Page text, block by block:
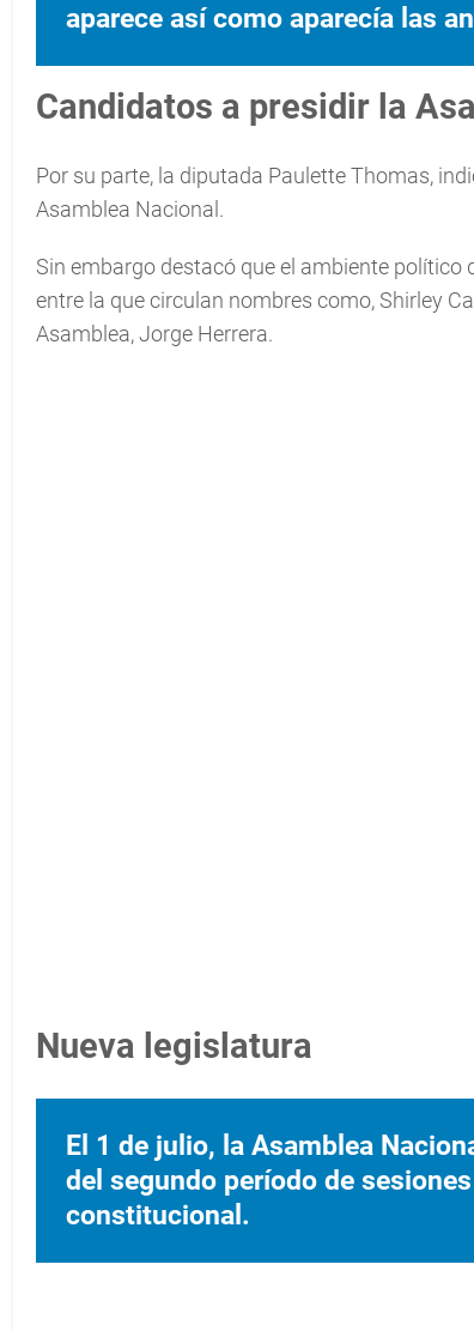
aparece así como aparecía las
Candidatos a presidir la
Por su parte, la diputada Paulette Thomas,
Asamblea Nacional.
Sin embargo destacó que el ambiente
entre la que circulan nombres como, Shirley
Asamblea, Jorge Herrera.
Nueva legislatura
El 1 de julio, la Asamblea
del segundo período de
constitucional.